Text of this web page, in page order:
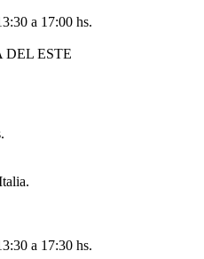
a 17:00 hs.
DEL ESTE
a 17:30 hs.